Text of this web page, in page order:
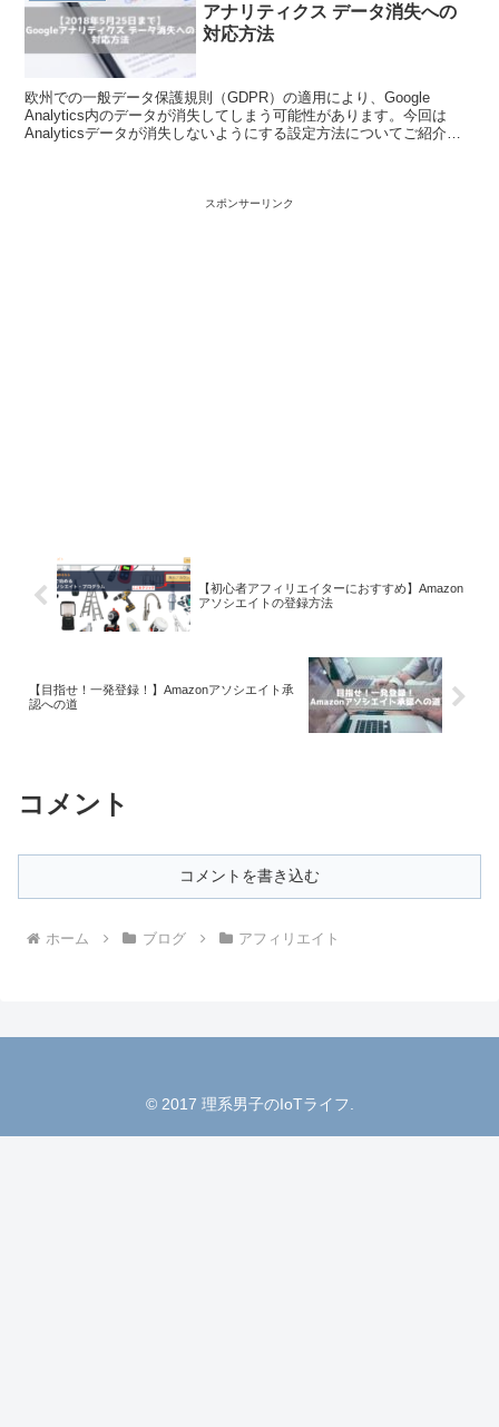
アナリティクス データ消失への
対応方法
欧州での一般データ保護規則（GDPR）の適用により、Google
Analytics内のデータが消失してしまう可能性があります。今回は
Analyticsデータが消失しないようにする設定方法についてご紹介し
スポンサーリンク
【初心者アフィリエイターにおすすめ】Amazon
アソシエイトの登録方法
【目指せ！一発登録！】Amazonアソシエイト承
認への道
コメント
コメントを書き込む
ホーム ブログ アフィリエイト
© 2017 理系男子のIoTライフ.